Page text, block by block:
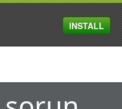
MENU
INSTALL